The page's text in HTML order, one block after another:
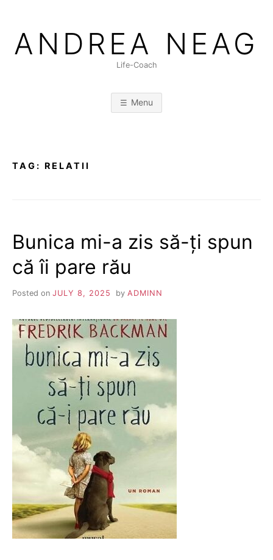
contentANDREA NEAG
Life-Coach
Menu
TAG: RELATII
Bunica mi-a zis să-ți spun
că îi pare rău
Posted on JULY 8, 2025 by ADMINN